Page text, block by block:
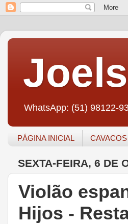
WhatsApp: (51) 98122-
PÁGINA INICIAL CAVACOS
SEXTA-FEIRA, 6 DE
Violão
Hijos -